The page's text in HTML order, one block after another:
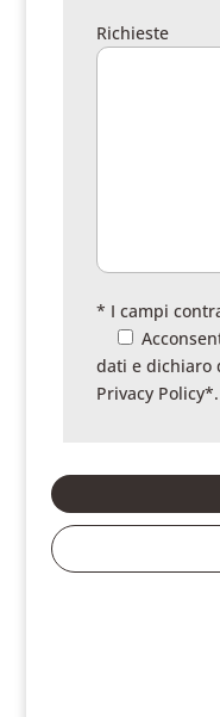
Richieste
* I campi
dati e dichiaro
Privacy Policy*.